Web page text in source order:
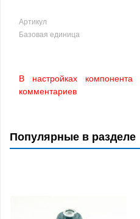
Артикул
Базовая единица
В настройках
комментариев
Популярные в разделе